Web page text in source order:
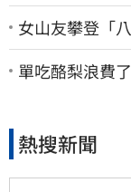
女山友攀登「
剩我媽還沒找到
單吃酪梨浪費
熱搜新聞